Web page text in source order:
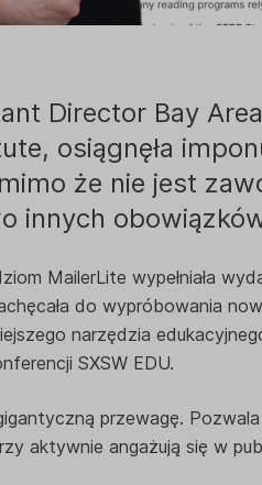
Director Bay
osiągnęła
że nie jest
innych
MailerLite wypełniała
do wypróbowania
narzędzia
SXSW EDU.
przewagę.
aktywnie angażują się w